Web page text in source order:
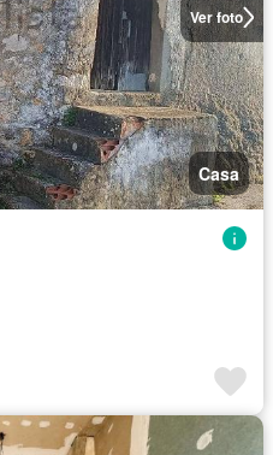
Ver foto
Casa